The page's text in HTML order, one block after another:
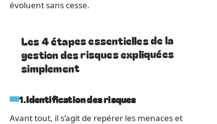
évoluent sans cesse.
Les 4 étapes essentielles de la
gestion des risques expliquées
simplement
1.Identification des risques
Avant tout, il s’agit de repérer les menaces et